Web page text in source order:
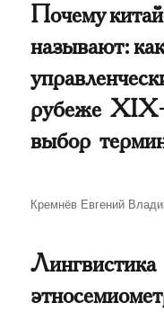
Почему
называют:
рубеже
выбор
Автор
Кремнёв Евгений
Лингвистика